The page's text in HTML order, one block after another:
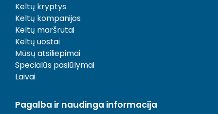
Keltų kryptys
Keltų kompanijos
Keltų maršrutai
Keltų uostai
Mūsų atsiliepimai
Specialūs pasiūlymai
Laivai
Pagalba ir naudinga informacija